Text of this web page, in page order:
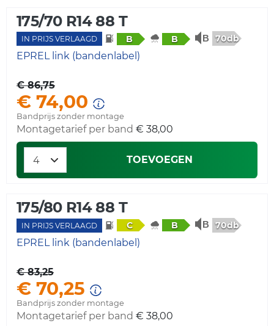
175/70 R14 88 T
IN PRIJS VERLAAGD B B 70db
EPREL link (bandenlabel)
€ 86,75
€ 74,00
Bandprijs zonder montage
Montagetarief per band € 38,00
TOEVOEGEN
175/80 R14 88 T
IN PRIJS VERLAAGD C B 70db
EPREL link (bandenlabel)
€ 83,25
€ 70,25
Bandprijs zonder montage
Montagetarief per band € 38,00